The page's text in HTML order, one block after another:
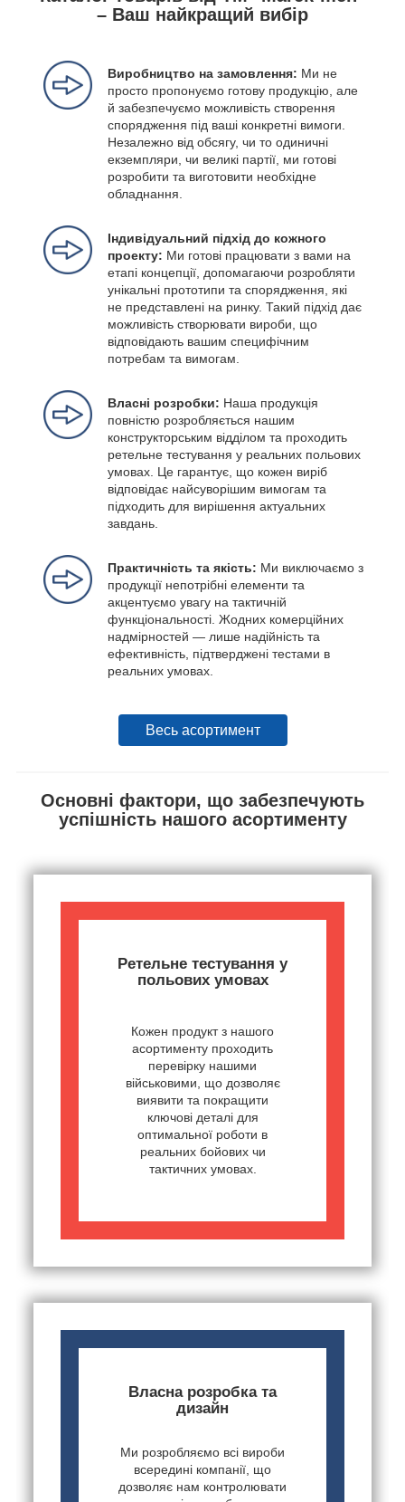
– Ваш найкращий вибір
Виробництво на замовлення: Ми не
просто пропонуємо готову продукцію, але
й забезпечуємо можливість створення
спорядження під ваші конкретні вимоги.
Незалежно від обсягу, чи то одиничні
екземпляри, чи великі партії, ми готові
розробити та виготовити необхідне
обладнання.
Індивідуальний підхід до кожного
проекту: Ми готові працювати з вами на
етапі концепції, допомагаючи розробляти
унікальні прототипи та спорядження, які
не представлені на ринку. Такий підхід дає
можливість створювати вироби, що
відповідають вашим специфічним
потребам та вимогам.
Власні розробки: Наша продукція
повністю розробляється нашим
конструкторським відділом та проходить
ретельне тестування у реальних польових
умовах. Це гарантує, що кожен виріб
відповідає найсуворішим вимогам та
підходить для вирішення актуальних
завдань.
Практичність та якість: Ми виключаємо з
продукції непотрібні елементи та
акцентуємо увагу на тактичній
функціональності. Жодних комерційних
надмірностей — лише надійність та
ефективність, підтверджені тестами в
реальних умовах.
Весь асортимент
Основні фактори, що забезпечують
успішність нашого асортименту
Ретельне тестування у
польових умовах
Кожен продукт з нашого
асортименту проходить
перевірку нашими
військовими, що дозволяє
виявити та покращити
ключові деталі для
оптимальної роботи в
реальних бойових чи
тактичних умовах.
Власна розробка та
дизайн
Ми розробляємо всі вироби
всередині компанії, що
дозволяє нам контролювати